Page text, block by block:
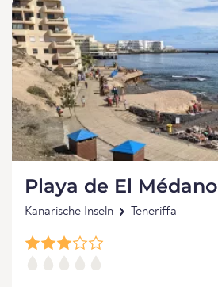
Playa de El Médano
Kanarische Inseln Teneriffa